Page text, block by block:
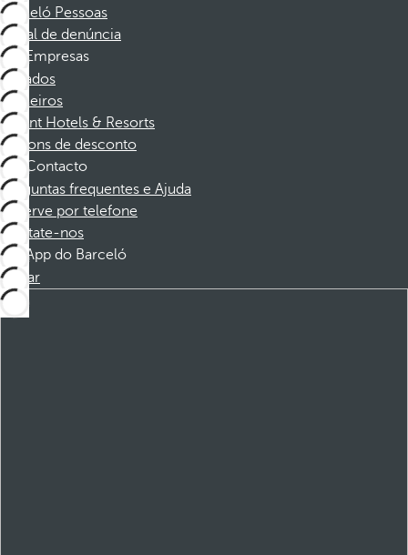
Barceló Pessoas
Canal de denúncia
Empresas
Afiliados
Parceiros
Dorint Hotels & Resorts
Cupons de desconto
Contacto
Perguntas frequentes e Ajuda
Reserve por telefone
Contate-nos
App do Barceló
Baixar